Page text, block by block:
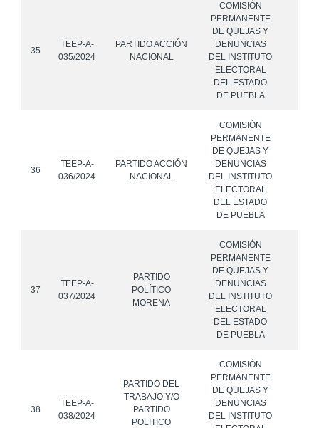
35
TEEP-A-
035/2024
PARTIDO ACCIÓN
NACIONAL
COMISIÓN
PERMANENTE
DE QUEJAS Y
DENUNCIAS
DEL INSTITUTO
ELECTORAL
DEL ESTADO
DE PUEBLA
36
TEEP-A-
036/2024
PARTIDO ACCIÓN
NACIONAL
COMISIÓN
PERMANENTE
DE QUEJAS Y
DENUNCIAS
DEL INSTITUTO
ELECTORAL
DEL ESTADO
DE PUEBLA
37
TEEP-A-
037/2024
PARTIDO
POLÍTICO
MORENA
COMISIÓN
PERMANENTE
DE QUEJAS Y
DENUNCIAS
DEL INSTITUTO
ELECTORAL
DEL ESTADO
DE PUEBLA
38
TEEP-A-
038/2024
PARTIDO DEL
TRABAJO Y/O
PARTIDO
POLÍTICO
COMISIÓN
PERMANENTE
DE QUEJAS Y
DENUNCIAS
DEL INSTITUTO